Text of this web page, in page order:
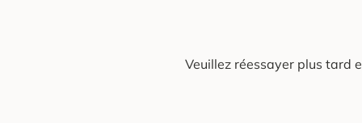
Veuillez réessayer plus tard